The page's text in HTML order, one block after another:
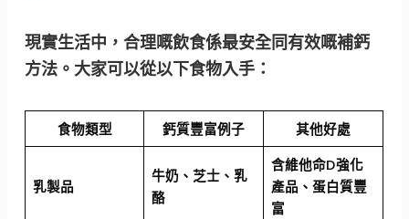
現實生活中，合理嘅飲食係最安全同有效嘅補鈣
方法。大家可以從以下食物入手：
食物類型 鈣質豐富例子 其他好處
乳製品
牛奶、芝士、乳
酪
含維他命D強化
產品、蛋白質豐
富